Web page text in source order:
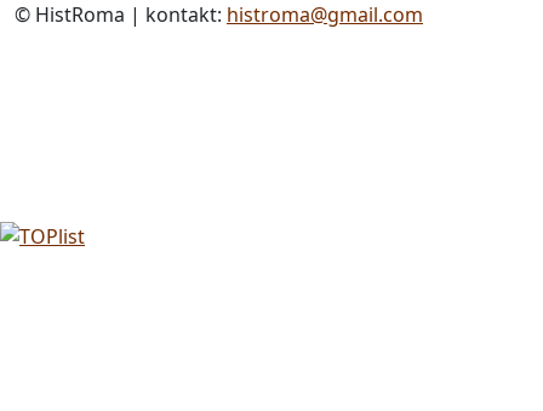
© HistRoma | kontakt: histroma@gmail.com